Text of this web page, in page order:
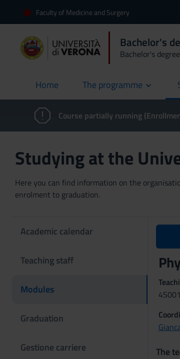
Faculty of Medicine and Surgery
Bachelor's
Bachelor's degree
Home
current The programme
Course partially running
Studying at the
Here you can find information on the
enrolment to graduation.
Academic calendar
Teaching staff
Modules
Graduation
Gestione carriere The